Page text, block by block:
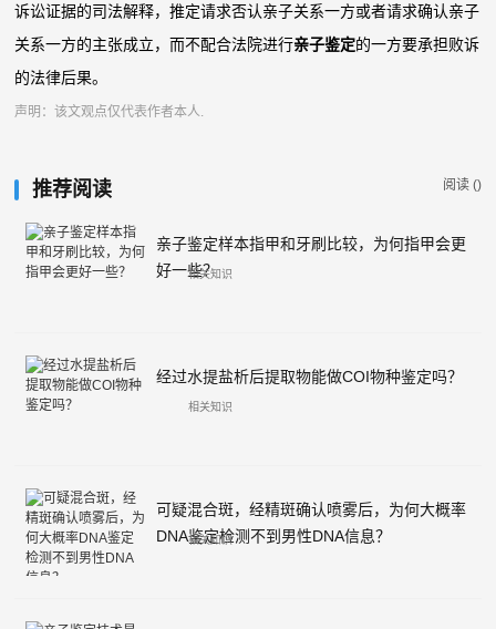
诉讼证据的司法解释，推定请求否认亲子关系一方或者请求确认亲子
关系一方的主张成立，而不配合法院进行亲子鉴定的一方要承担败诉
的法律后果。
声明：该文观点仅代表作者本人.
阅读 ()
推荐阅读
亲子鉴定样本指甲和牙刷比较，为何指甲会更
好一些？
相关知识
经过水提盐析后提取物能做COI物种鉴定吗？
相关知识
可疑混合斑，经精斑确认喷雾后，为何大概率
DNA鉴定检测不到男性DNA信息？
相关知识